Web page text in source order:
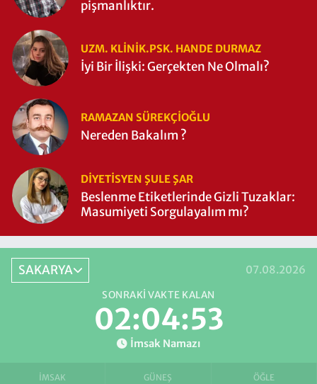
pişmanlıktır.
UZM. KLINIK.PSK. HANDE DURMAZ
İyi Bir İlişki: Gerçekten Ne Olmalı?
RAMAZAN SÜREKÇIOĞLU
Nereden Bakalım ?
DIYETISYEN ŞULE ŞAR
Beslenme Etiketlerinde Gizli Tuzaklar:
Masumiyeti Sorgulayalım mı?
SAKARYA 07.08.2026
SONRAKI VAKTE KALAN
02:04:52
İmsak Namazı
İMSAK GÜNEŞ ÖĞLE